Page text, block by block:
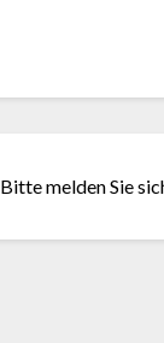
Bitte melden Sie